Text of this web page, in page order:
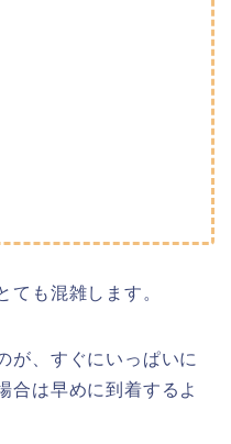
ても混雑します。
が、すぐにいっぱいに
合は早めに到着するよ